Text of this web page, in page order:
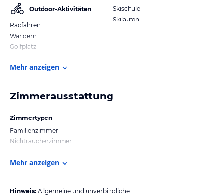
Outdoor-Aktivitäten
Radfahren
Wandern
Golfplatz
Skischule
Skilaufen
Mehr anzeigen
Zimmerausstattung
Zimmertypen
Familienzimmer
Nichtraucherzimmer
Mehr anzeigen
Hinweis: Allgemeine und unverbindliche